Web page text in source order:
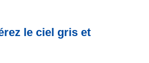
le ciel gris et